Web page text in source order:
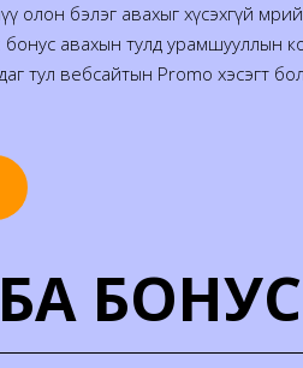
бэлэг авахыг хүсэхгүй
авахын тулд урамшууллын
тул вебсайтын Promo хэсэгт